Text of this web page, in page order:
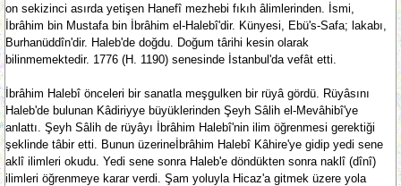
on sekizinci asırda yetişen Hanefî mezhebi fıkıh âlimlerinden. İsmi,
İbrâhim bin Mustafa bin İbrâhim el-Halebî'dir. Künyesi, Ebü's-Safa; lakabı,
Burhanüddîn'dir. Haleb'de doğdu. Doğum târihi kesin olarak
bilinmemektedir. 1776 (H. 1190) senesinde İstanbul'da vefât etti.
İbrâhim Halebî önceleri bir sanatla meşgulken bir rüyâ gördü. Rüyâsını
Haleb'de bulunan Kâdiriyye büyüklerinden Şeyh Sâlih el-Mevâhibî'ye
anlattı. Şeyh Sâlih de rüyâyı İbrâhim Halebî'nin ilim öğrenmesi gerektiği
şeklinde tâbir etti. Bunun üzerineİbrâhim Halebî Kâhire'ye gidip yedi sene
aklî ilimleri okudu. Yedi sene sonra Haleb'e döndükten sonra naklî (dînî)
ilimleri öğrenmeye karar verdi. Şam yoluyla Hicaz'a gitmek üzere yola